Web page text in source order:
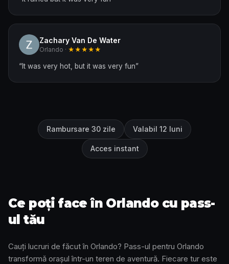
Zachary Van De Water
Orlando · ★★★★★
“It was very hot, but it was very fun”
Rambursare 30 zile Valabil 12 luni
Acces instant
Ce poți face în Orlando cu pass-
ul tău
Cauți lucruri de făcut în Orlando? Pass-ul pentru Orlando
transformă orașul într-un teren de aventură. Fiecare tur este